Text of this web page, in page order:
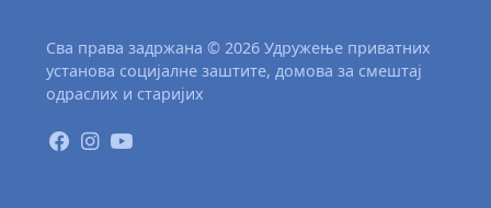
Сва права задржана © 2026 Удружење приватних
установа социјалне заштите, домова за смештај
одраслих и старијих